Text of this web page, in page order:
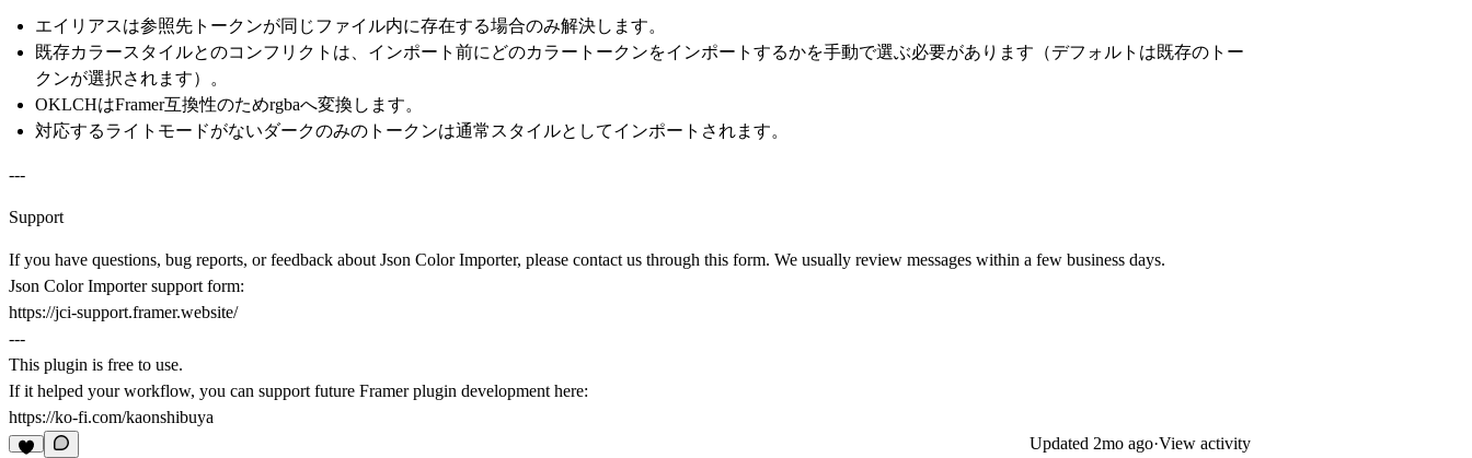
エイリアスは参照先トークンが同じファイル内に存在する場合のみ解決します。
既存カラースタイルとのコンフリクトは、インポート前にどのカラートークンをインポートするかを手動で選ぶ必要があります（デフォルトは既存のトー
クンが選択されます）。
OKLCHはFramer互換性のためrgbaへ変換します。
対応するライトモードがないダークのみのトークンは通常スタイルとしてインポートされます。
---
Support
If you have questions, bug reports, or feedback about Json Color Importer, please contact us through this form. We usually review messages within a few business days.
Json Color Importer support form:
https://jci-support.framer.website/
---
This plugin is free to use.
If it helped your workflow, you can support future Framer plugin development here:
https://ko-fi.com/kaonshibuya
Updated 2mo ago·View activity